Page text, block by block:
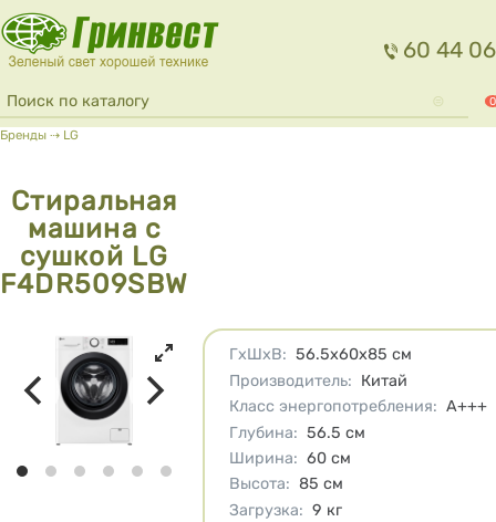
Перейти к основному содержанию
60 44 06
Форма поиска
Поиск 0
Вы здесь
Бренды ⇢ LG
Стиральная
машина с
сушкой LG
F4DR509SBW
Характеристики
ГхШхВ: 56.5х60х85 см
Производитель: Китай
Класс энергопотребления: A+++
Глубина: 56.5 см
Ширина: 60 см
Высота: 85 см
Загрузка: 9 кг